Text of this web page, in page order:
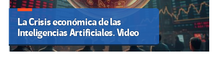
La Crisis económica de las
Inteligencias Artificiales. Video